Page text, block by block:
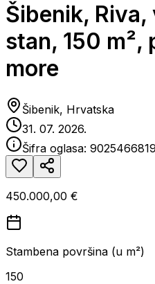
Šibenik,
stan, 150 m²,
more
Šibenik, Hrvatska
31. 07. 2026.
Šifra oglasa:
450.000,00 €
Stambena površina (u m²)
150